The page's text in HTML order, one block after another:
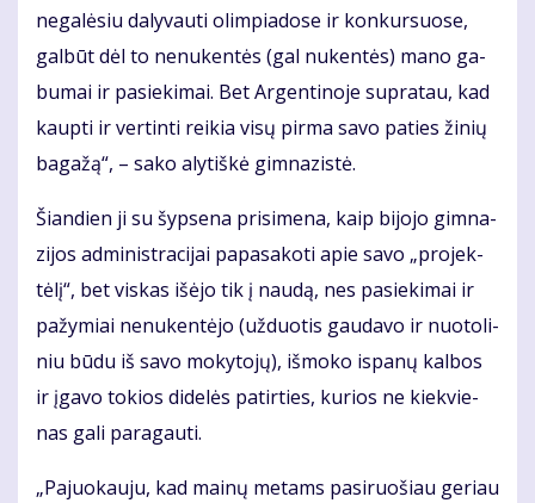
ne­ga­lė­siu da­ly­vau­ti olim­pia­do­se ir kon­kur­suo­se,
gal­būt dėl to ne­nu­ken­tės (gal nu­ken­tės) ma­no ga­
bu­mai ir pa­sie­ki­mai. Bet Ar­gen­ti­no­je su­pra­tau, kad
kaup­ti ir ver­tin­ti rei­kia vi­sų pir­ma sa­vo pa­ties ži­nių
ba­ga­žą“, – sa­ko aly­tiš­kė gim­na­zis­tė.
Šian­dien ji su šyp­se­na pri­si­me­na, kaip bi­jo­jo gim­na­
zi­jos ad­mi­nist­ra­ci­jai pa­pa­sa­ko­ti apie sa­vo „pro­jek­
tė­lį“, bet vis­kas iš­ėjo tik į nau­dą, nes pa­sie­ki­mai ir
pa­žy­miai ne­nu­ken­tė­jo (už­duo­tis gau­da­vo ir nuo­to­li­
niu bū­du iš sa­vo mo­ky­to­jų), iš­mo­ko is­pa­nų kal­bos
ir įga­vo to­kios di­de­lės pa­tir­ties, ku­rios ne kiek­vie­
nas ga­li pa­ra­gau­ti.
„Pa­juo­kau­ju, kad mai­nų me­tams pa­si­ruo­šiau ge­riau